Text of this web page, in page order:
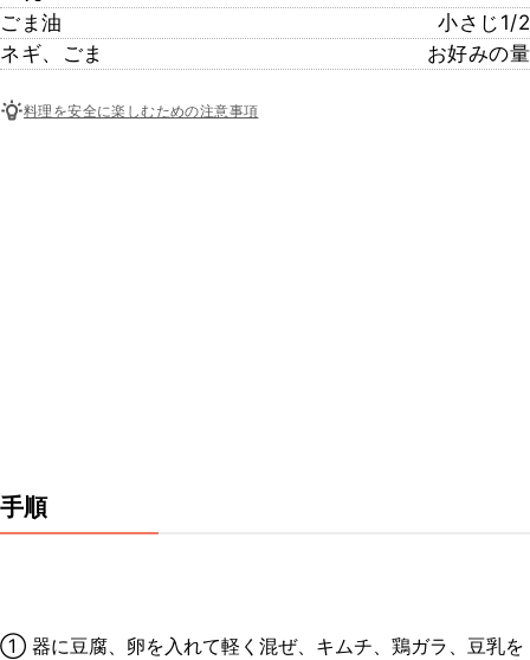
ごま油
小さじ1/2
ネギ、ごま
お好みの量
料理を安全に楽しむための注意事項
手順
① 器に豆腐、卵を入れて軽く混ぜ、キムチ、鶏ガラ、豆乳を